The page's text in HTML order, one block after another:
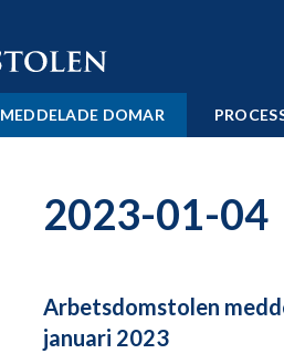
MEDDELADE DOMAR
2023-01-04
Arbetsdomstolen
januari 2023